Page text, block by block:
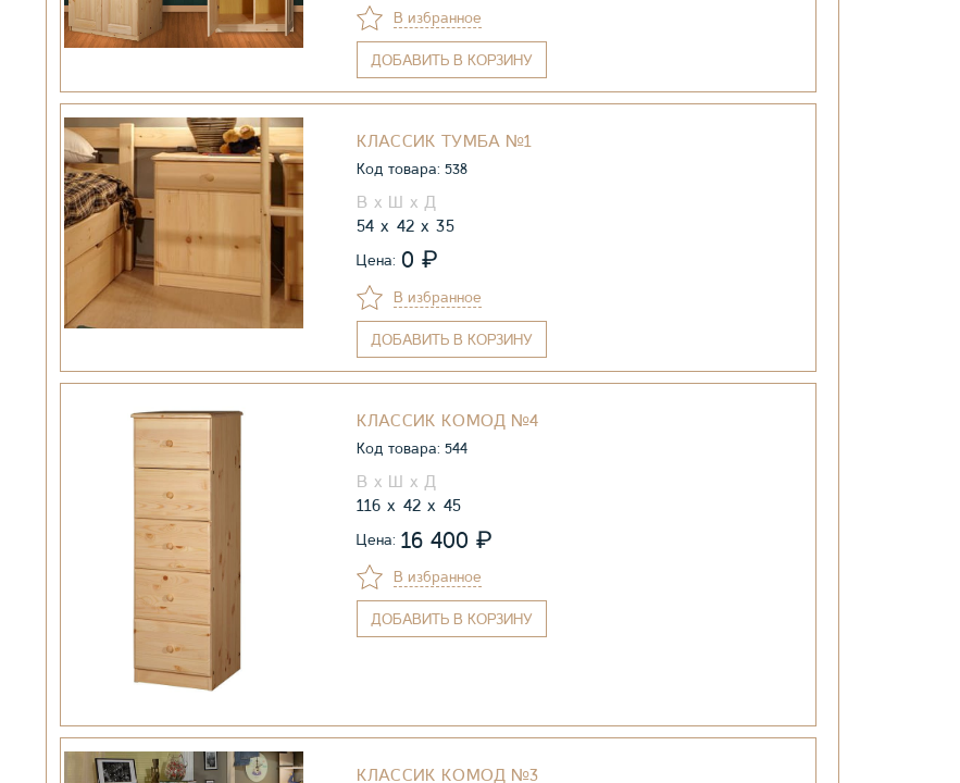
В избранное
ДОБАВИТЬ В КОРЗИНУ
КЛАССИК ТУМБА №1
Код товара: 538
54 42 35
Цена: 0 ₽
В избранное
ДОБАВИТЬ В КОРЗИНУ
КЛАССИК КОМОД №4
Код товара: 544
116 42 45
Цена: 16 400 ₽
В избранное
ДОБАВИТЬ В КОРЗИНУ
КЛАССИК КОМОД №3